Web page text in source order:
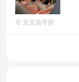
北京昌平区